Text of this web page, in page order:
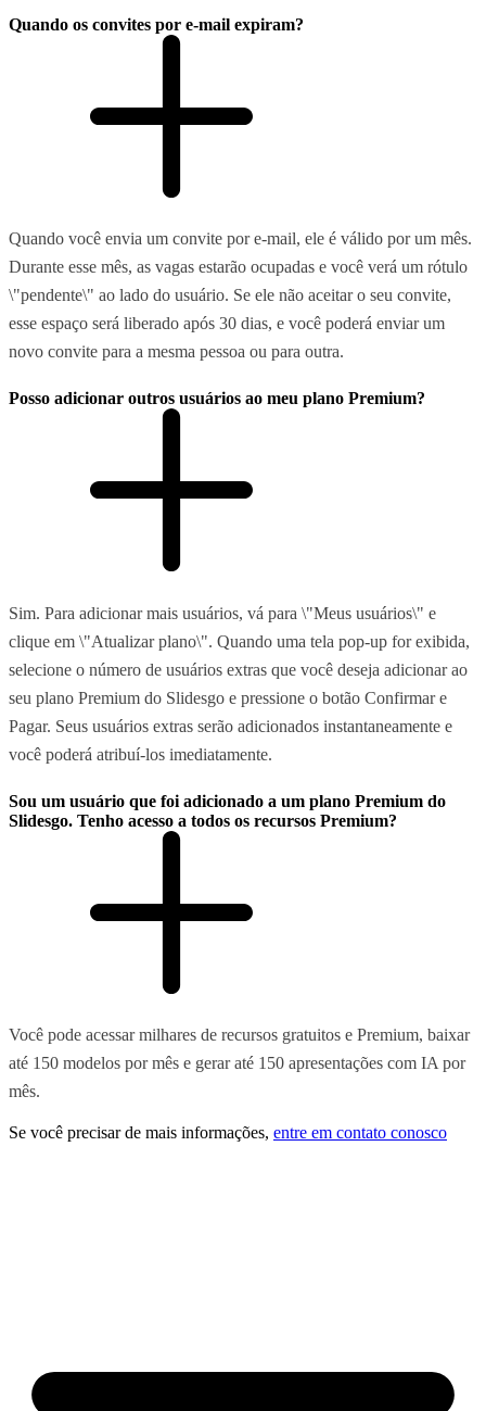
Quando os convites por e-mail expiram?
Quando você envia um convite por e-mail, ele é válido por um mês.
Durante esse mês, as vagas estarão ocupadas e você verá um rótulo
\"pendente\" ao lado do usuário. Se ele não aceitar o seu convite,
esse espaço será liberado após 30 dias, e você poderá enviar um
novo convite para a mesma pessoa ou para outra.
Posso adicionar outros usuários ao meu plano Premium?
Sim. Para adicionar mais usuários, vá para \"Meus usuários\" e
clique em \"Atualizar plano\". Quando uma tela pop-up for exibida,
selecione o número de usuários extras que você deseja adicionar ao
seu plano Premium do Slidesgo e pressione o botão Confirmar e
Pagar. Seus usuários extras serão adicionados instantaneamente e
você poderá atribuí-los imediatamente.
Sou um usuário que foi adicionado a um plano Premium do
Slidesgo. Tenho acesso a todos os recursos Premium?
Você pode acessar milhares de recursos gratuitos e Premium, baixar
até 150 modelos por mês e gerar até 150 apresentações com IA por
mês.
Se você precisar de mais informações, entre em contato conosco